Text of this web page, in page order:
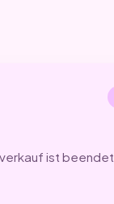
ist beendet.